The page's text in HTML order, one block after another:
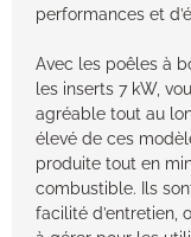
performances et
Avec les poêles à
les inserts 7 kW,
agréable tout au
élevé de ces
produite tout en
combustible. Ils
facilité d’entretien,